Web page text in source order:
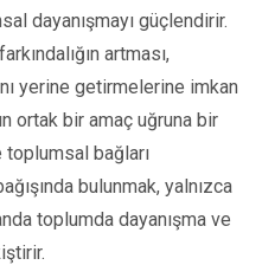
dayanışmayı güçlendirir.
artması,
yerine getirmelerine imkan
ortak bir amaç uğruna bir
toplumsal bağları
bulunmak, yalnızca
toplumda dayanışma ve